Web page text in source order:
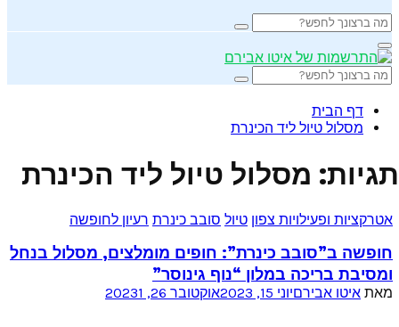
Search
for:
Search
Primary
Menu
Search
for:
Search
דף הבית
מסלול טיול ליד הכינרת
תגיות: מסלול טיול ליד הכינרת
אטרקציות ופעילויות צפון טיול סובב כינרת רעיון לחופשה
חופשה ב”סובב כינרת”: חופים מומלצים, מסלול בנחל
ומסיבת בריכה במלון “נוף גינוסר”
מאת איטו אבירםיוני 15, 2023 אוקטובר 26, 2023 1